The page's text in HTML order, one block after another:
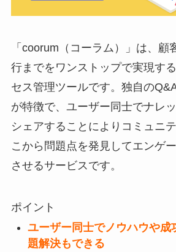
「 coorum（コーラム）
」は、顧
行までをワンストップで実現す
セス管理ツールです。独自の
が特徴で、ユーザー同士でナレ
シェアすることによりコミュニ
こから問題点を発見してエンゲ
させるサービスです。
ポイント
ユーザー同士でノウハウや成
題解決もできる